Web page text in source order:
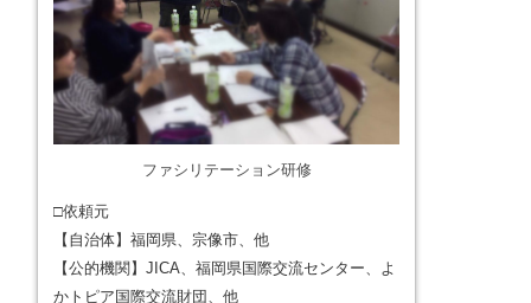
ファシリテーション研修
□依頼元
【自治体】福岡県、宗像市、他
【公的機関】JICA、福岡県国際交流センター、よ
かトピア国際交流財団、他